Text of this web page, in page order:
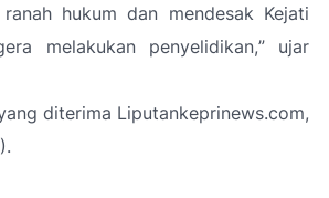
hukum dan mendesak Kejati
melakukan penyelidikan,” ujar
diterima Liputankeprinews.com,